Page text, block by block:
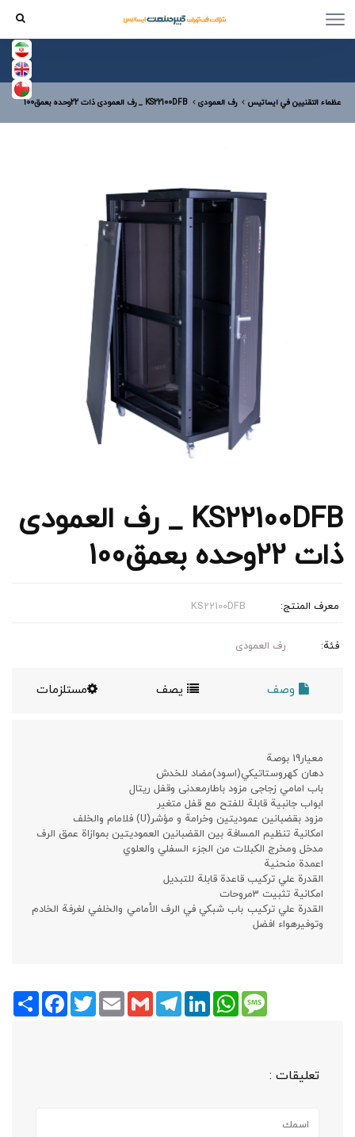
عظماء التقنيين في ایساتیس رف العمودی KS22100DFB _ رف العمودی ذات 22وحده بعمق100
KS22100DFB _ رف العمودی
ذات 22وحده بعمق100
معرف المنتج: KS22100DFB
فئة: رف العمودی
وصف يصف مستلزمات
معيار19 بوصة
دهان كهروستاتيكي(اسود)مضاد للخدش
باب امامي زجاجی مزود باطارمعدنی وقفل ریتال
ابواب جانبیة قابلة للفتح مع قفل متغير
مزود بقضبانین عمودیتین وخرامة و مؤشر(U) فلامام والخلف
امکانیة تنظیم المسافة بین القضبانین العمودیتین بموازاة عمق الرف
مدخل ومخرج الكبلات من الجزء السفلي والعلوي
اعمدة منحنية
القدرة علي تركيب قاعدة قابلة للتبديل
امكانية تثبيت 3مروحات
القدرة علي تركيب باب شبكي في الرف الأمامي والخلفي لغرفة الخادم
وتوفيرهواء افضل
Share
FacebookTwitter Email Gmail
TelegramLinkedInWhatsAppMessage
تعليقات :